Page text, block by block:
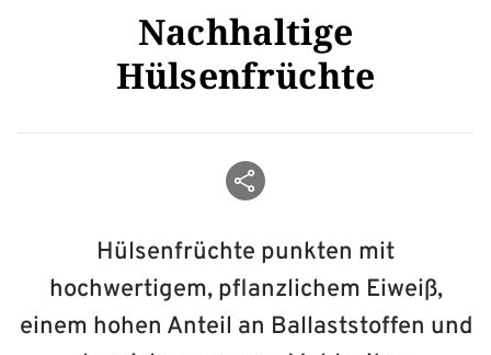
Nachhaltige
Hülsenfrüchte
Beitrag teilen
Hülsenfrüchte punkten mit
hochwertigem, pflanzlichem Eiweiß,
einem hohen Anteil an Ballaststoffen und